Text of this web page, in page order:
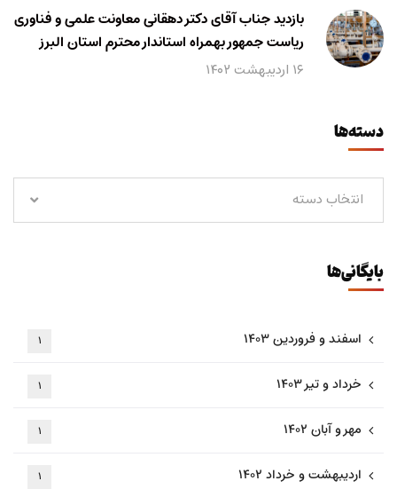
بازدید جناب آقای دکتر دهقانی معاونت علمی و فناوری
ریاست جمهور بهمراه استاندار محترم استان البرز
۱۶ اردیبهشت ۱۴۰۲
دسته‌ها
انتخاب دسته
بایگانی‌ها
اسفند و فروردین ۱۴۰۳ ۱
خرداد و تیر ۱۴۰۳ ۱
مهر و آبان ۱۴۰۲ ۱
اردیبهشت و خرداد ۱۴۰۲ ۱